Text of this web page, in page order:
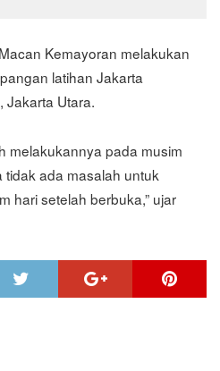
Kemayoran melakukan
latihan Jakarta
Jakarta Utara.
melakukannya pada musim
tidak ada masalah untuk
hari setelah berbuka,” ujar